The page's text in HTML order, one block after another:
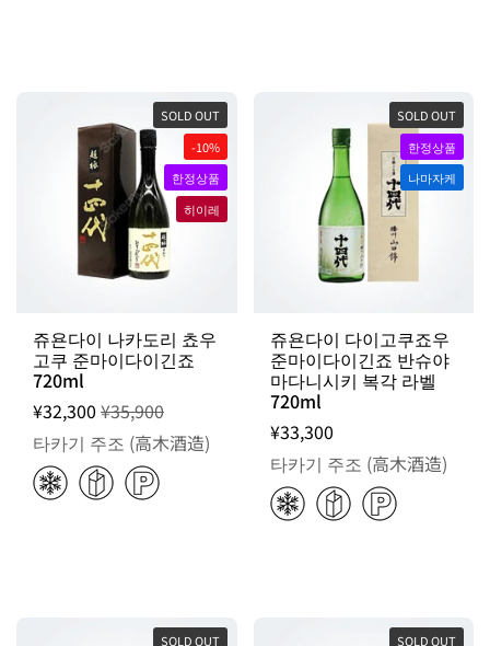
쥬욘다이 나카도리 쵸우
고쿠 준마이다이긴죠
720ml
¥32,300 ¥35,900
타카기 주조 (高木酒造)
SOLD OUT
-10%
한정상품
히이레
쥬욘다이 다이고쿠죠우
준마이다이긴죠 반슈야
마다니시키 복각 라벨
720ml
¥33,300
타카기 주조 (高木酒造)
SOLD OUT
한정상품
나마자케
SOLD OUT SOLD OUT